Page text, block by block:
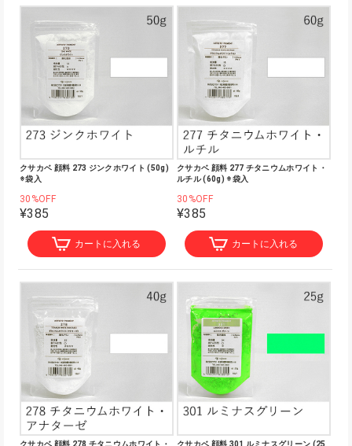
クサカベ 顔料 273 ジンクホワイト (50g)
※袋入
30%OFF
¥385
カートに入れる
クサカベ 顔料 277 チタニウムホワイト・
ルチル (60g) ※袋入
30%OFF
¥385
カートに入れる
クサカベ 顔料 278 チタニウムホワイト・ クサカベ 顔料 301 ルミナスグリーン (25